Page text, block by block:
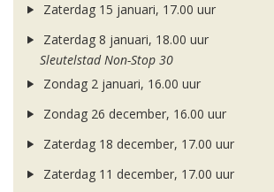
Zaterdag 15 januari, 17.00 uur
Zaterdag 8 januari, 18.00 uur
Sleutelstad Non-Stop 30
Zondag 2 januari, 16.00 uur
Zondag 26 december, 16.00 uur
Zaterdag 18 december, 17.00 uur
Zaterdag 11 december, 17.00 uur